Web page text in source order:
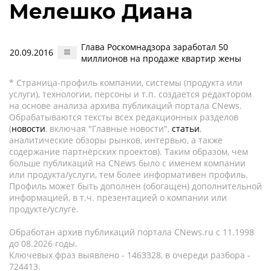
Мелешко Диана
20.09.2016
Глава Роскомнадзора заработал 50
миллионов на продаже квартир жены
* Страница-профиль компании, системы (продукта или
услуги), технологии, персоны и т.п. создается редактором
на основе анализа архива публикаций портала CNews.
Обрабатываются тексты всех редакционных разделов
(новости, включая "Главные новости", статьи,
аналитические обзоры рынков, интервью, а также
содержание партнёрских проектов). Таким образом, чем
больше публикаций на CNews было с именем компании
или продукта/услуги, тем более информативен профиль.
Профиль может быть дополнен (обогащен) дополнительной
информацией, в т.ч. презентацией о компании или
продукте/услуге.
Обработан архив публикаций портала CNews.ru c 11.1998
до 08.2026 годы.
Ключевых фраз выявлено - 1463328, в очереди разбора -
724413.